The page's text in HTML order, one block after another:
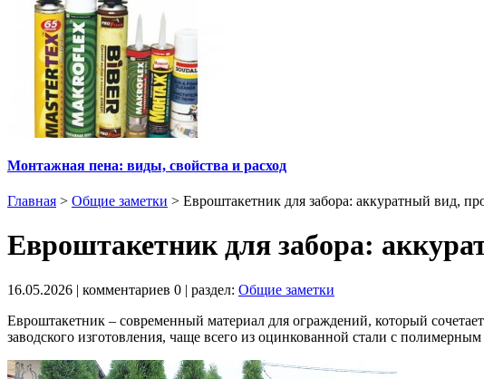
Монтажная пена: виды, свойства и расход
Главная > Общие заметки > Евроштакетник для забора: аккуратный вид,
Евроштакетник для забора:
16.05.2026 | комментариев 0 | раздел: Общие заметки
Евроштакетник – современный материал для ограждений, который
заводского изготовления, чаще всего из оцинкованной стали с